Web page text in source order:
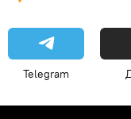
Telegram